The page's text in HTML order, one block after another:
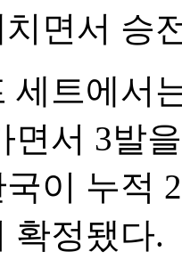
면서 승
세트에서
면서 3발
이 누적
확정됐다.